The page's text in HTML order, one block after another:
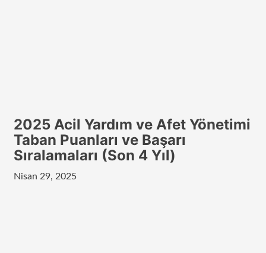
2025 Acil Yardım ve Afet Yönetimi
Taban Puanları ve Başarı
Sıralamaları (Son 4 Yıl)
Nisan 29, 2025